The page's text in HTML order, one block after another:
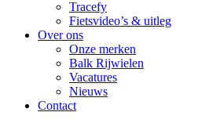
Tracefy
Fietsvideo’s & uitleg
Over ons
Onze merken
Balk Rijwielen
Vacatures
Nieuws
Contact